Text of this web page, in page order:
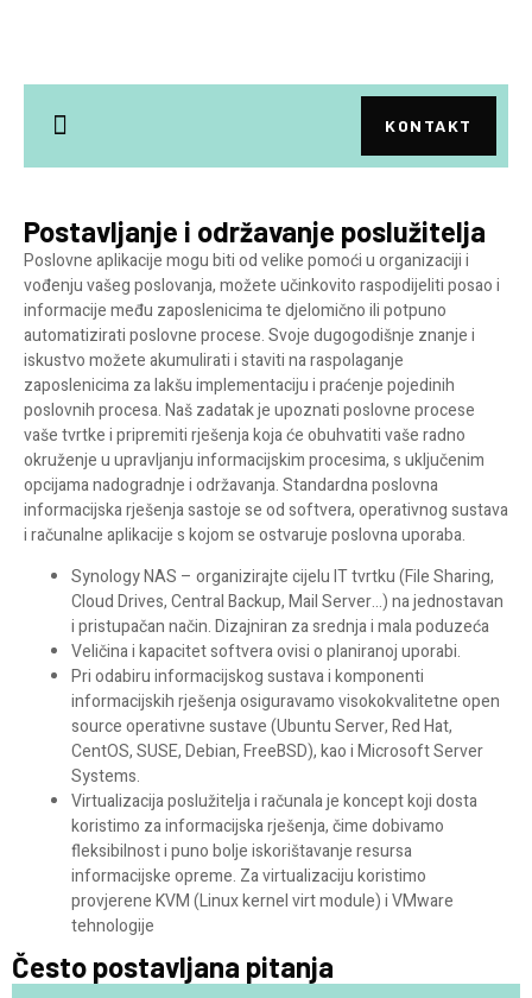
KONTAKT
Postavljanje i održavanje poslužitelja
Poslovne aplikacije mogu biti od velike pomoći u organizaciji i
vođenju vašeg poslovanja, možete učinkovito raspodijeliti posao i
informacije među zaposlenicima te djelomično ili potpuno
automatizirati poslovne procese. Svoje dugogodišnje znanje i
iskustvo možete akumulirati i staviti na raspolaganje
zaposlenicima za lakšu implementaciju i praćenje pojedinih
poslovnih procesa. Naš zadatak je upoznati poslovne procese
vaše tvrtke i pripremiti rješenja koja će obuhvatiti vaše radno
okruženje u upravljanju informacijskim procesima, s uključenim
opcijama nadogradnje i održavanja. Standardna poslovna
informacijska rješenja sastoje se od softvera, operativnog sustava
i računalne aplikacije s kojom se ostvaruje poslovna uporaba.
Synology NAS – organizirajte cijelu IT tvrtku (File Sharing,
Cloud Drives, Central Backup, Mail Server…) na jednostavan
i pristupačan način. Dizajniran za srednja i mala poduzeća
Veličina i kapacitet softvera ovisi o planiranoj uporabi.
Pri odabiru informacijskog sustava i komponenti
informacijskih rješenja osiguravamo visokokvalitetne open
source operativne sustave (Ubuntu Server, Red Hat,
CentOS, SUSE, Debian, FreeBSD), kao i Microsoft Server
Systems.
Virtualizacija poslužitelja i računala je koncept koji dosta
koristimo za informacijska rješenja, čime dobivamo
fleksibilnost i puno bolje iskorištavanje resursa
informacijske opreme. Za virtualizaciju koristimo
provjerene KVM (Linux kernel virt module) i VMware
tehnologije
Često postavljana pitanja